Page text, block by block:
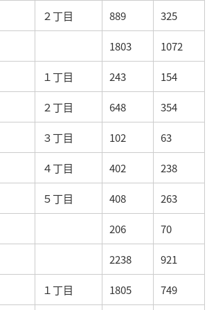
２丁目 889 325
1803 1072
１丁目 243 154
２丁目 648 354
３丁目 102 63
４丁目 402 238
５丁目 408 263
206 70
2238 921
１丁目 1805 749